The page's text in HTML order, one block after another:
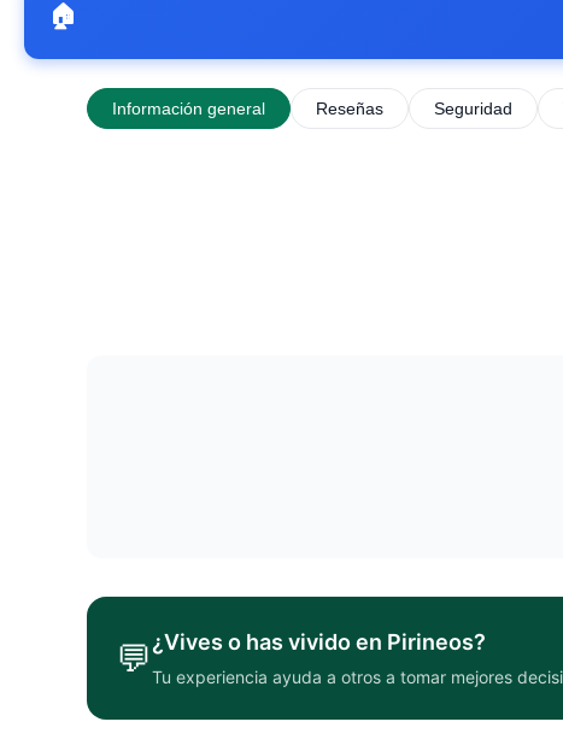
🏠
Información general Reseñas Seguridad
💬¿Vives o has vivido en Pirineos?
Tu experiencia ayuda a otros a tomar mejores